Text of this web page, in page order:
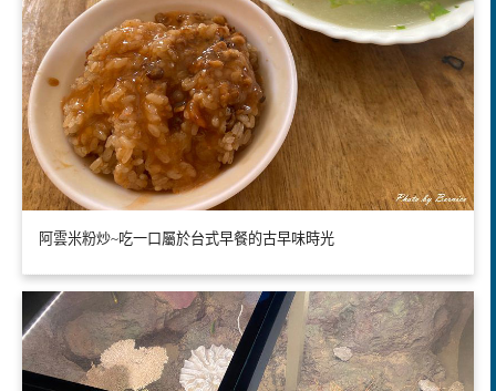
阿雲米粉炒~吃一口屬於台式早餐的古早味時光